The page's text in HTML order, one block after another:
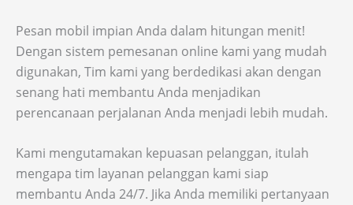
Pesan mobil impian Anda dalam hitungan menit!
Dengan sistem pemesanan online kami yang mudah
digunakan, Tim kami yang berdedikasi akan dengan
senang hati membantu Anda menjadikan
perencanaan perjalanan Anda menjadi lebih mudah.
Kami mengutamakan kepuasan pelanggan, itulah
mengapa tim layanan pelanggan kami siap
membantu Anda 24/7. Jika Anda memiliki pertanyaan